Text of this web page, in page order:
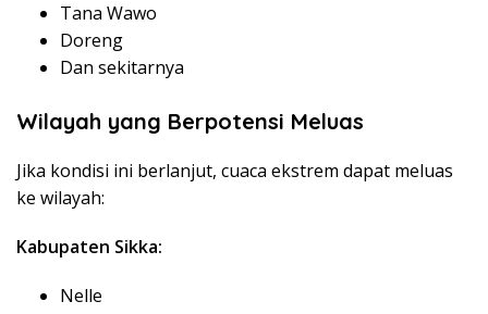
Tana Wawo
Doreng
Dan sekitarnya
Wilayah yang Berpotensi Meluas
Jika kondisi ini berlanjut, cuaca ekstrem dapat meluas
ke wilayah:
Kabupaten Sikka:
Nelle